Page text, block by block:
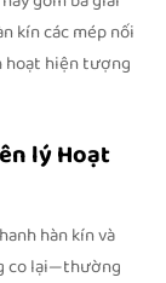
kín các mép nối
hoạt hiện tượng
lý Hoạt
hàn kín và
co lại—thường